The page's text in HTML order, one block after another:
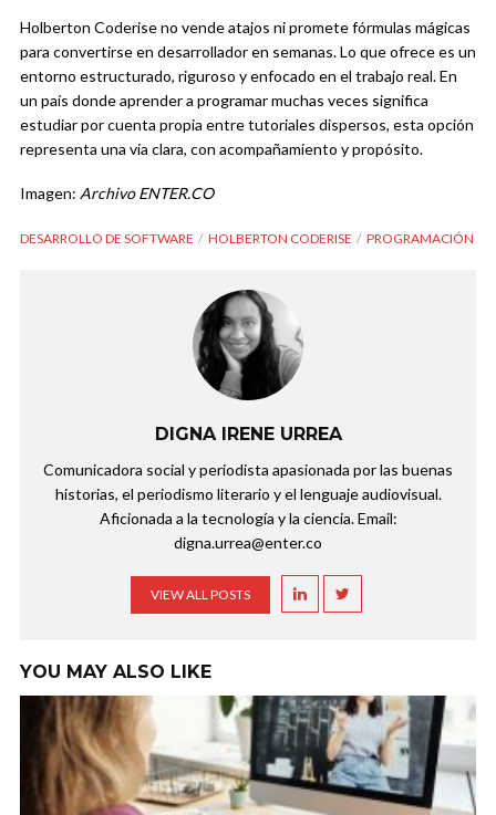
Holberton Coderise no vende atajos ni promete fórmulas mágicas
para convertirse en desarrollador en semanas. Lo que ofrece es un
entorno estructurado, riguroso y enfocado en el trabajo real. En
un país donde aprender a programar muchas veces significa
estudiar por cuenta propia entre tutoriales dispersos, esta opción
representa una vía clara, con acompañamiento y propósito.
Imagen: Archivo ENTER.CO
DESARROLLO DE SOFTWARE HOLBERTON CODERISE PROGRAMACIÓN
DIGNA IRENE URREA
Comunicadora social y periodista apasionada por las buenas
historias, el periodismo literario y el lenguaje audiovisual.
Aficionada a la tecnología y la ciencia. Email:
digna.urrea@enter.co
VIEW ALL POSTS
YOU MAY ALSO LIKE